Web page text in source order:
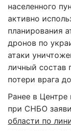
населенного
активно
планирования
дронов по
атаки
личный состав
потери врага
Ранее в
при СНБО
области по